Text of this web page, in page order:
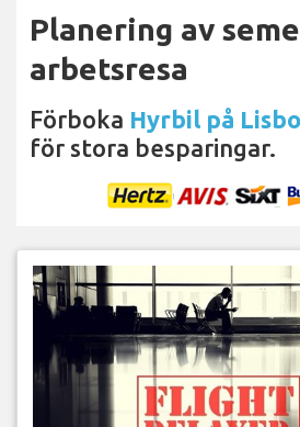
Planering av
arbetsresa
Förboka Hyrbil på
för stora besparingar.